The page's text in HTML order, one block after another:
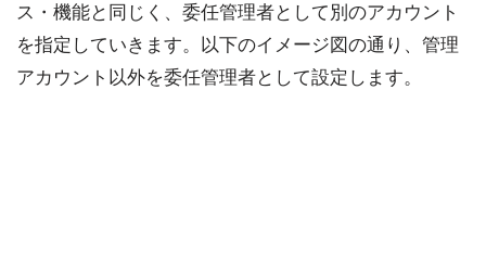
ス・機能と同じく、委任管理者として別のアカウント
を指定していきます。以下のイメージ図の通り、管理
アカウント以外を委任管理者として設定します。